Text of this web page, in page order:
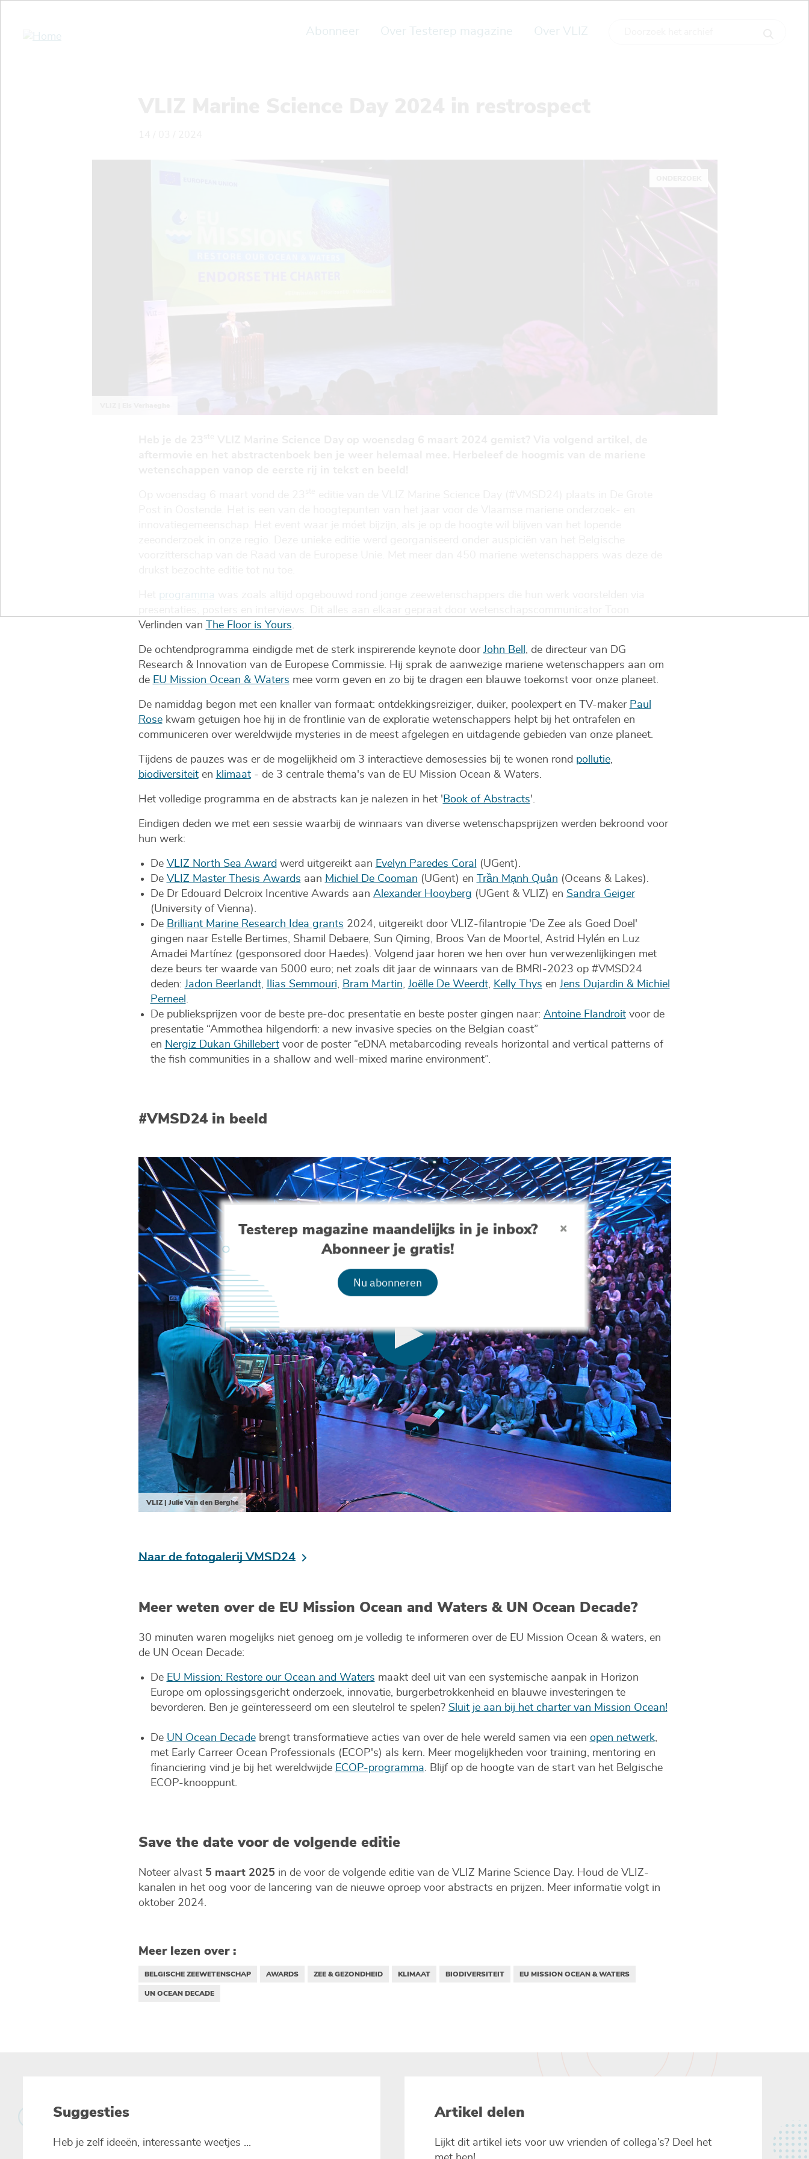
Testerep magazine maandelijks in je inbox?
Abonneer je gratis!
Nu abonneren
Abonneer Over Testerep magazine Over VLIZ
programma
Verlinden van
The Floor is Yours.
De ochtendprogramma eindigde met de sterk inspirerende keynote door John Bell , de directeur van DG
Research & Innovation van de Europese Commissie. Hij sprak de aanwezige mariene wetenschappers aan om
de EU Mission Ocean & Waters mee vorm geven en zo bij te dragen een blauwe toekomst voor onze planeet.
De namiddag begon met een knaller van formaat: ontdekkingsreiziger, duiker, poolexpert en TV-maker Paul
Rosekwam getuigen hoe hij in de frontlinie van de exploratie wetenschappers helpt bij het ontrafelen en
communiceren over wereldwijde mysteries in de meest afgelegen en uitdagende gebieden van onze planeet.
Tijdens de pauzes was er de mogelijkheid om 3 interactieve demosessies bij te wonen rond pollutie,
biodiversiteiten klimaat- de 3 centrale thema's van de EU Mission Ocean & Waters.
Het volledige programma en de abstracts kan je nalezen in het ' Book of Abstracts'.
Eindigen deden we met een sessie waarbij de winnaars van diverse wetenschapsprijzen werden bekroond voor
hun werk:
De VLIZ North Sea Award werd uitgereikt aan Evelyn Paredes Coral
(UGent).
De VLIZ Master Thesis Awards aan Michiel De Cooman (UGent) en Trần Mạnh Quân (Oceans & Lakes).
De Dr Edouard Delcroix Incentive Awards aan Alexander Hooyberg (UGent & VLIZ) en Sandra Geiger
(University of Vienna).
De Brilliant Marine Research Idea grants 2024, uitgereikt door VLIZ-filantropie 'De Zee als Goed Doel'
gingen naar Estelle Bertimes, Shamil Debaere, Sun Qiming, Broos Van de Moortel, Astrid Hylén en Luz
Amadei Martínez (gesponsored door Haedes). Volgend jaar horen we hen over hun verwezenlijkingen met
deze beurs ter waarde van 5000 euro; net zoals dit jaar de winnaars van de BMRI-2023 op #VMSD24
deden: Jadon Beerlandt, Ilias Semmouri, Bram Martin, Joëlle De Weerdt, Kelly Thys en Jens Dujardin & Michiel
Perneel .
De publieksprijzen voor de beste pre-doc presentatie en beste poster gingen naar: Antoine Flandroitvoor de
presentatie “Ammothea hilgendorfi: a new invasive species on the Belgian coast”
en Nergiz Dukan Ghillebertvoor de poster “eDNA metabarcoding reveals horizontal and vertical patterns of
the fish communities in a shallow and well-mixed marine environment”.
#VMSD24 in beeld
VLIZ | Julie Van den Berghe
Naar de fotogalerij VMSD24
Meer weten over de EU Mission Ocean and Waters & UN Ocean Decade?
30 minuten waren mogelijks niet genoeg om je volledig te informeren over de EU Mission Ocean & waters, en
de UN Ocean Decade:
De EU Mission: Restore our Ocean and Waters maakt deel uit van een systemische aanpak in Horizon
Europe om oplossingsgericht onderzoek, innovatie, burgerbetrokkenheid en blauwe investeringen te
bevorderen. Ben je geïnteresseerd om een sleutelrol te spelen? Sluit je aan bij het charter van Mission Ocean!
De UN Ocean Decadebrengt transformatieve acties van over de hele wereld samen via een open netwerk,
met Early Carreer Ocean Professionals (ECOP's) als kern. Meer mogelijkheden voor training, mentoring en
financiering vind je bij het wereldwijde ECOP-programma . Blijf op de hoogte van de start van het Belgische
ECOP-knooppunt.
Save the date voor de volgende editie
Noteer alvast 5 maart 2025 in de voor de volgende editie van de VLIZ Marine Science Day. Houd de VLIZ-
kanalen in het oog voor de lancering van de nieuwe oproep voor abstracts en prijzen. Meer informatie volgt in
oktober 2024.
Meer lezen over :
BELGISCHE ZEEWETENSCHAP AWARDS ZEE & GEZONDHEID KLIMAAT BIODIVERSITEIT
EU MISSION OCEAN & WATERS
UN OCEAN DECADE
Suggesties
Heb je zelf ideeën, interessante weetjes ...
Artikel delen
Lijkt dit artikel iets voor uw vrienden of collega’s? Deel het